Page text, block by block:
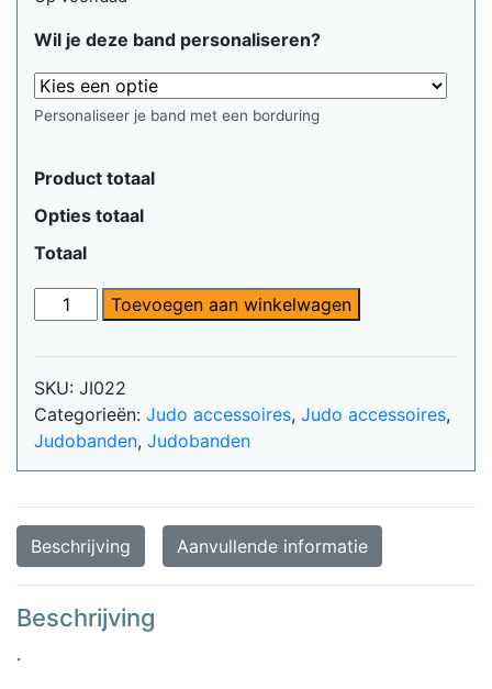
Wil je deze band personaliseren?
Personaliseer je band met een borduring
Product totaal
Opties totaal
Totaal
Ippon
Gear
stoere
rugzak
zwart
aantal
Toevoegen aan winkelwagen
SKU: JI022
Categorieën: Judo accessoires, Judo accessoires,
Judobanden, Judobanden
Beschrijving Aanvullende informatie
Beschrijving
.